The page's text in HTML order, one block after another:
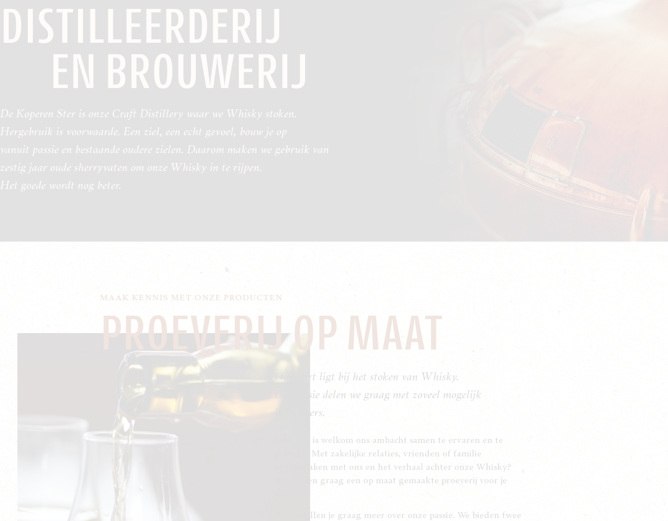
DISTILLEERDERIJ
EN BROUWERIJ
De Koperen Ster is onze Craft Distillery waar we Whisky stoken.
Hergebruik is voorwaarde. Een ziel, een echt gevoel, bouw je op
vanuit passie en bestaande oudere zielen. Daarom maken we gebruik van
zestig jaar oude sherryvaten om onze Whisky in te rijpen.
Het goede wordt nog beter.
MAAK KENNIS MET ONZE PRODUCTEN
PROEVERIJ OP MAAT
Ons hart ligt bij het stoken van Whisky.
Die passie delen we graag met zoveel mogelijk
liefhebbers.
Iedereen is welkom ons ambacht samen te ervaren en te
proeven. Met zakelijke relaties, vrienden of familie
kennismaken met ons en het verhaal achter onze Whisky?
Wij stellen graag een op maat gemaakte proeverij voor je
We vertellen je graag meer over onze passie. We bieden twee